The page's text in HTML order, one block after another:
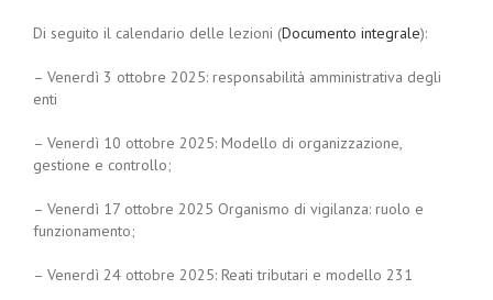
Di seguito il calendario delle lezioni (Documento integrale):
– Venerdì 3 ottobre 2025: responsabilità amministrativa degli
enti
– Venerdì 10 ottobre 2025: Modello di organizzazione,
gestione e controllo;
– Venerdì 17 ottobre 2025 Organismo di vigilanza: ruolo e
funzionamento;
– Venerdì 24 ottobre 2025: Reati tributari e modello 231